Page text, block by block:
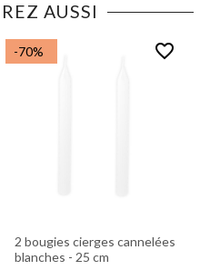
AUSSI
-70% favorite_border
2 bougies cierges cannelées
blanches - 25 cm